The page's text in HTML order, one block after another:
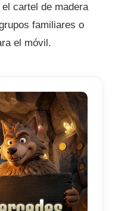
cartel de madera
familiares o
el móvil.